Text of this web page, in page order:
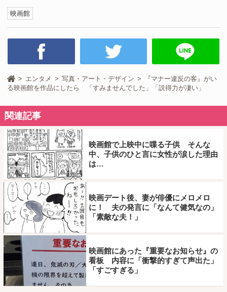
映画館
エンタメ 写真・アート・デザイン
『マナー違反の客』がい
る映画館を作品にしたら 「すみませんでした」「説得力が凄い」
関連記事
映画館で上映中に喋る子供 そんな
中、子供のひと言に女性が涙した理由
は…
映画デート後、妻が俳優にメロメロ
に！ 夫の発言に「なんて健気なの」
「素敵な夫！」
映画館にあった『重要なお知らせ』の
看板 内容に「衝撃的すぎて声出た」
「すごすぎる」